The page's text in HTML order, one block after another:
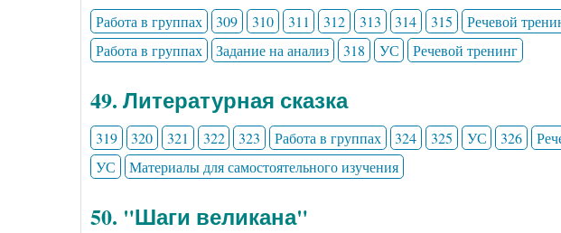
Работа в группах 309 310 311 312 313 314 315 Речевой
Работа в группах
Задание на анализ 318 УС Речевой тренинг
49. Литературная сказка
319 320 321 322 323 Работа в группах 324 325 УС 326
УС
Материалы для самостоятельного изучения
50. "Шаги великана"